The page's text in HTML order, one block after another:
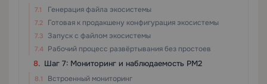
Генерация файла экосистемы
Готовая к продакшену конфигурация экосистемы
Запуск с файлом экосистемы
Рабочий процесс развёртывания без простоев
Шаг 7: Мониторинг и наблюдаемость PM2
Встроенный мониторинг